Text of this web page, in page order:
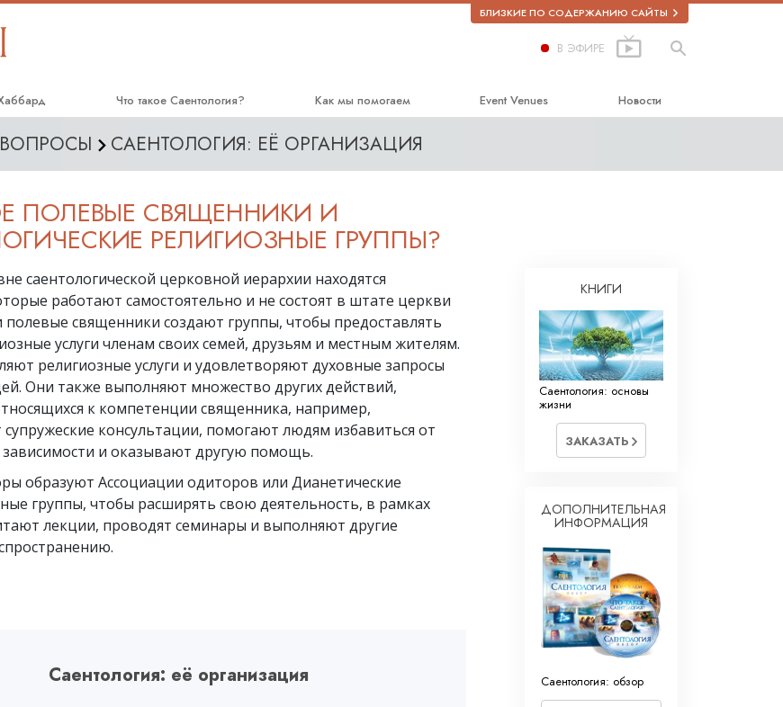
БЛИЗКИЕ ПО СОДЕРЖАНИЮ САЙТЫ
В ЭФИРЕ
Что такое Саентология?
Верования и практики
Что саентологи говорят о
Саентологии
Внутри церкви
Основные принципы Саентологии
Введение в Дианетику
Что такое величие?
Как мы помогаем
Дорога к счастью
Криминон
Нарконон
Правда о наркотиках
Объединяйтесь за права человека
Гражданская комиссия по правам
Cаентологические добровольные
cвященники
Event Venues Новости
САЕНТОЛОГИЯ: ЕЁ ОРГАНИЗАЦИЯ
ПОЛЕВЫЕ СВЯЩЕННИКИ И
РЕЛИГИОЗНЫЕ ГРУППЫ?
саентологической церковной иерархии находятся
работают самостоятельно и не состоят в штате церкви
полевые священники создают группы, чтобы предоставлять
услуги членам своих семей, друзьям и местным жителям.
религиозные услуги и удовлетворяют духовные запросы
Они также выполняют множество других действий,
к компетенции священника, например,
консультации, помогают людям избавиться от
зависимости и оказывают другую помощь.
образуют Ассоциации одиторов или Дианетические
группы, чтобы расширять свою деятельность, в рамках
лекции, проводят семинары и выполняют другие
Саентология: её организация
КНИГИ
Саентология: основы
жизни
ЗАКАЗАТЬ
ДОПОЛНИТЕЛЬНАЯ
ИНФОРМАЦИЯ
Саентология: обзор